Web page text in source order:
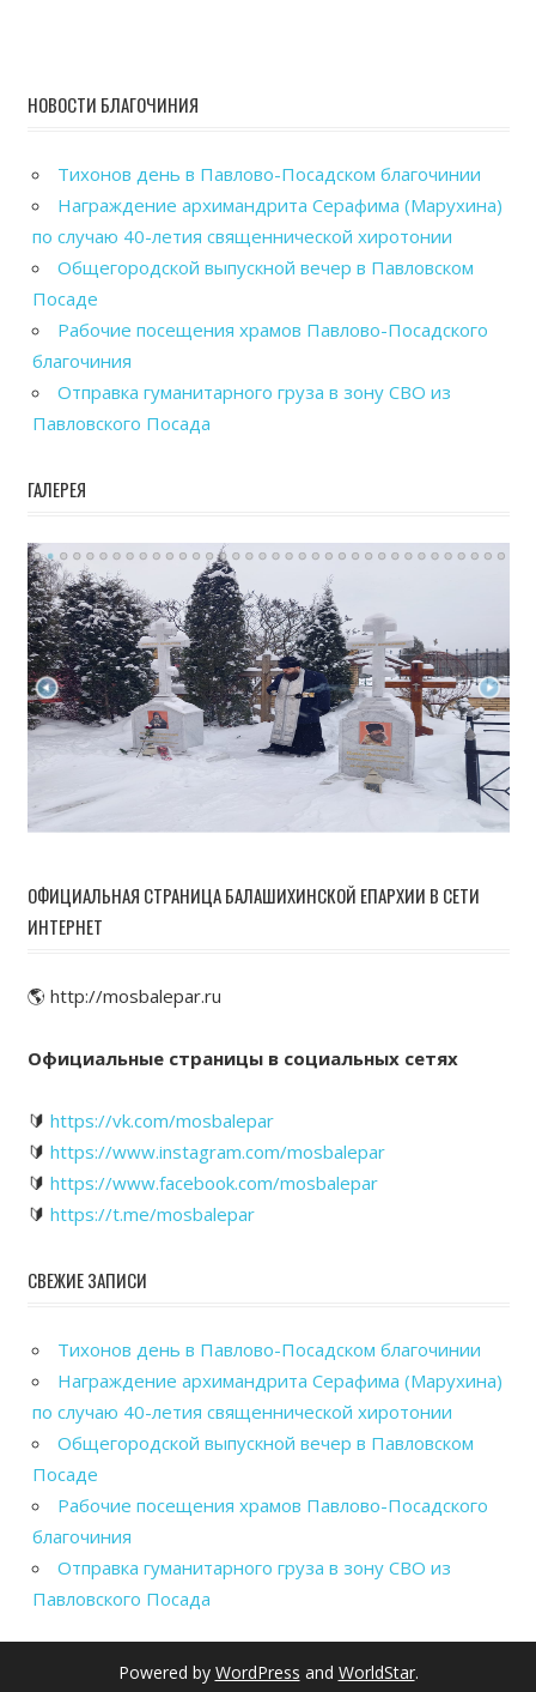
НОВОСТИ БЛАГОЧИНИЯ
Тихонов день в Павлово-Посадском благочинии
Награждение архимандрита Серафима (Марухина)
по случаю 40-летия священнической хиротонии
Общегородской выпускной вечер в Павловском
Посаде
Рабочие посещения храмов Павлово-Посадского
благочиния
Отправка гуманитарного груза в зону СВО из
Павловского Посада
ГАЛЕРЕЯ
ОФИЦИАЛЬНАЯ СТРАНИЦА БАЛАШИХИНСКОЙ ЕПАРХИИ В СЕТИ
ИНТЕРНЕТ
🌎 http://mosbalepar.ru
Официальные страницы в социальных сетях
🔰 https://vk.com/mosbalepar
🔰 https://www.instagram.com/mosbalepar
🔰 https://www.facebook.com/mosbalepar
🔰 https://t.me/mosbalepar
СВЕЖИЕ ЗАПИСИ
Тихонов день в Павлово-Посадском благочинии
Награждение архимандрита Серафима (Марухина)
по случаю 40-летия священнической хиротонии
Общегородской выпускной вечер в Павловском
Посаде
Рабочие посещения храмов Павлово-Посадского
благочиния
Отправка гуманитарного груза в зону СВО из
Павловского Посада
Powered by WordPress and WorldStar.